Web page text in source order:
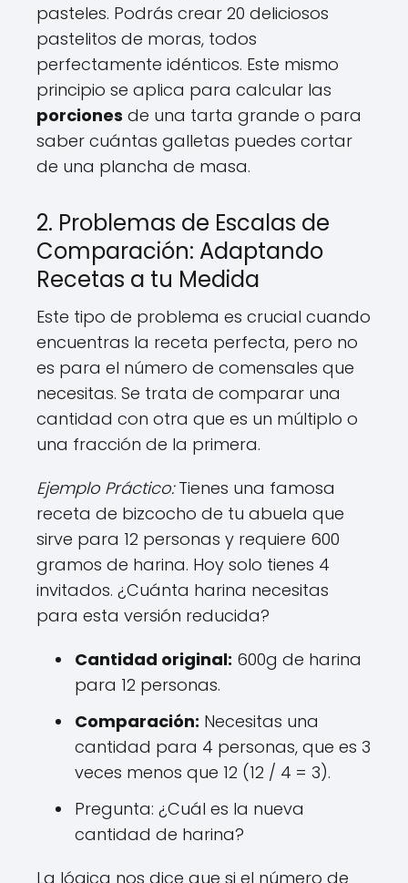
pasteles. Podrás crear 20 deliciosos
pastelitos de moras, todos
perfectamente idénticos. Este mismo
principio se aplica para calcular las
porciones de una tarta grande o para
saber cuántas galletas puedes cortar
de una plancha de masa.
2. Problemas de Escalas de
Comparación: Adaptando
Recetas a tu Medida
Este tipo de problema es crucial cuando
encuentras la receta perfecta, pero no
es para el número de comensales que
necesitas. Se trata de comparar una
cantidad con otra que es un múltiplo o
una fracción de la primera.
Ejemplo Práctico:Tienes una famosa
receta de bizcocho de tu abuela que
sirve para 12 personas y requiere 600
gramos de harina. Hoy solo tienes 4
invitados. ¿Cuánta harina necesitas
para esta versión reducida?
Cantidad original: 600g de harina
para 12 personas.
Comparación: Necesitas una
cantidad para 4 personas, que es 3
veces menos que 12 (12 / 4 = 3).
Pregunta: ¿Cuál es la nueva
cantidad de harina?
La lógica nos dice que si el número de